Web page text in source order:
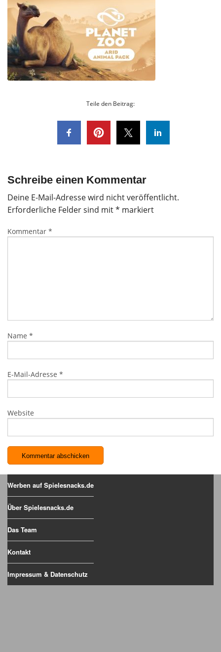
Teile den Beitrag:
Schreibe einen Kommentar
Deine E-Mail-Adresse wird nicht veröffentlicht.
Erforderliche Felder sind mit* markiert
Kommentar *
Name *
E-Mail-Adresse *
Website
Werben auf Spielesnacks.de
Über Spielesnacks.de
Das Team
Kontakt
Impressum & Datenschutz